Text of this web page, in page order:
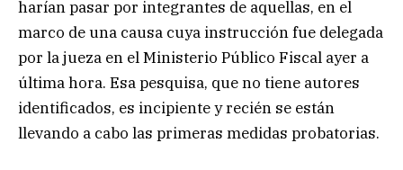
harían pasar por integrantes de aquellas, en el
marco de una causa cuya instrucción fue delegada
por la jueza en el Ministerio Público Fiscal ayer a
última hora. Esa pesquisa, que no tiene autores
identificados, es incipiente y recién se están
llevando a cabo las primeras medidas probatorias.